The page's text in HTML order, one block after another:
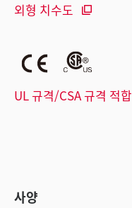
외형 치수도
UL 규격/CSA 규격 적합
사양